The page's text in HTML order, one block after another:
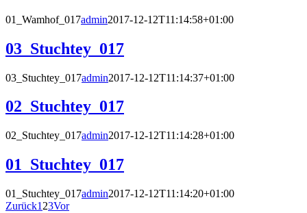
01_Wamhof_017admin2017-12-12T11:14:58+01:00
03_Stuchtey_017
03_Stuchtey_017admin2017-12-12T11:14:37+01:00
02_Stuchtey_017
02_Stuchtey_017admin2017-12-12T11:14:28+01:00
01_Stuchtey_017
01_Stuchtey_017admin2017-12-12T11:14:20+01:00
Zurück1 23Vor